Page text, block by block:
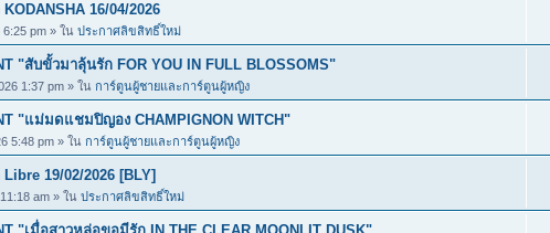
16/04/2026
pm » ใน ประกาศลิขสิทธิ์ใหม่
"สับขั้วมาลุ้นรัก FOR YOU IN FULL BLOSSOMS"
1:37 pm » ใน การ์ตูนผู้ชายและการ์ตูนผู้หญิง
"แม่มดแชมปิญอง CHAMPIGNON WITCH"
5:48 pm » ใน การ์ตูนผู้ชายและการ์ตูนผู้หญิง
19/02/2026 [BLY]
am » ใน ประกาศลิขสิทธิ์ใหม่